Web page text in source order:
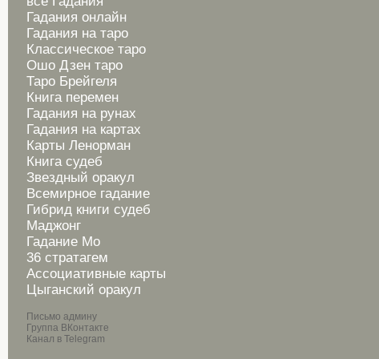
Гадания онлайн
Гадания на таро
Классическое таро
Ошо Дзен таро
Таро Брейгеля
Книга перемен
Гадания на рунах
Гадания на картах
Карты Ленорман
Книга судеб
Звездный оракул
Всемирное гадание
Гибрид книги судеб
Маджонг
Гадание Мо
36 стратагем
Ассоциативные карты
Цыганский оракул
Письмо админу
Группа ВКонтакте
Канал в Telegram